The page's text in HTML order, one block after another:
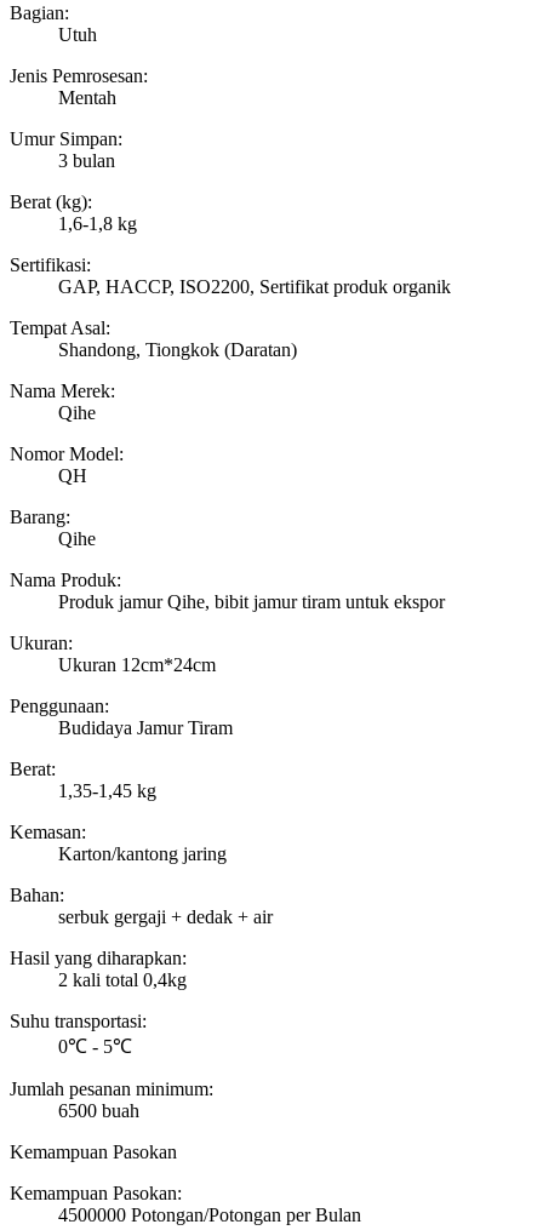
Bagian:
Utuh
Jenis Pemrosesan:
Mentah
Umur Simpan:
3 bulan
Berat (kg):
1,6-1,8 kg
Sertifikasi:
GAP, HACCP, ISO2200, Sertifikat produk organik
Tempat Asal:
Shandong, Tiongkok (Daratan)
Nama Merek:
Qihe
Nomor Model:
QH
Barang:
Qihe
Nama Produk:
Produk jamur Qihe, bibit jamur tiram untuk ekspor
Ukuran:
Ukuran 12cm*24cm
Penggunaan:
Budidaya Jamur Tiram
Berat:
1,35-1,45 kg
Kemasan:
Karton/kantong jaring
Bahan:
serbuk gergaji + dedak + air
Hasil yang diharapkan:
2 kali total 0,4kg
Suhu transportasi:
0℃ - 5℃
Jumlah pesanan minimum:
6500 buah
Kemampuan Pasokan
Kemampuan Pasokan:
4500000 Potongan/Potongan per Bulan